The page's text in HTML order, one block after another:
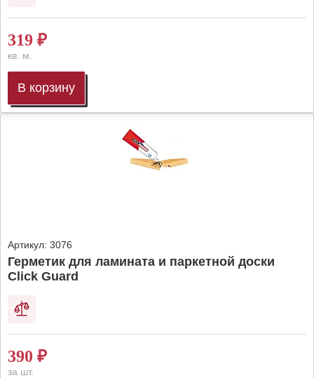
319 ₽
кв. м.
В корзину
Артикул: 3076
Герметик для ламината и паркетной доски
Click Guard
390 ₽
за шт.